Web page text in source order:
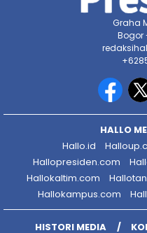
Graha
Bogor
HALLO
Hallo.id
Hallopresiden.com
Hallokaltim.com
Hallokampus.com
HISTORI MEDIA